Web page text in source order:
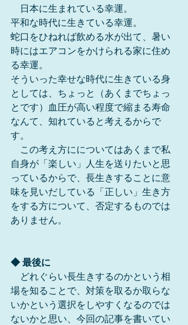
日本に生まれている幸運。
平和な時代に生きている幸運。
蛇口をひねれば飲める水が出て、暑い
時にはエアコンをかけられる家に住め
る幸運。
そういった幸せな時代に生きている身
としては、ちょっと（あくまでちょっ
とです）血圧が高い程度で縮まる寿命
なんて、知れていると考えるからで
す。
この考え方にについてはあくまで私
自身が「楽しい」人生を送りたいと思
っているからで、長生きすることに意
味を見いだしている「正しい」生き方
をする方について、否定するものでは
ありません。
◆ 最後に
どれぐらい長生きするのかという相
場を知ることで、対策を取るか取らな
いかという選択をしやすくなるのでは
ないかと思い、今回の記事を書いてい